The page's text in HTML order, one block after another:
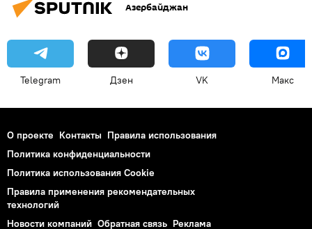
Азербайджан
Telegram Дзен VK Макс
О проекте Контакты Правила использования
Политика конфиденциальности
Политика использования Cookie
Правила применения рекомендательных
технологий
Новости компаний Обратная связь Реклама